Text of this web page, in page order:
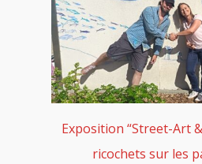
Exposition “Street-Art
ricochets sur les